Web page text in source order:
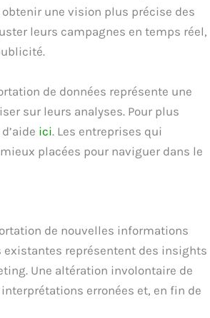
une vision plus précise des
leurs campagnes en temps réel,
de données représente une
sur leurs analyses. Pour plus
ici. Les entreprises qui
placées pour naviguer dans le
de nouvelles informations
existantes représentent des insights
Une altération involontaire de
erronées et, en fin de